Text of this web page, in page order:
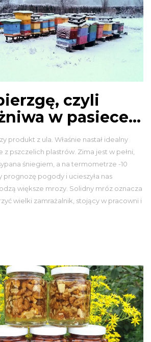
czyli
w pasiece…
produkt z ula. Właśnie nastał idealny
z pszczelich plastrów. Zima jest w pełni,
śniegiem, a na termometrze -10
prognozę pogody i ucieszyła nas
większe mrozy. Solidny mróz oznacza
wielki zamrażalnik, stojący w pracowni i